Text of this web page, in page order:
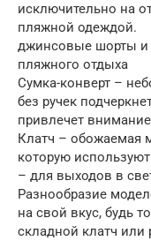
исключительно на
пляжной одеждой.
джинсовые шорты и
пляжного отдыха
Сумка-конверт –
без ручек
привлечет
Клатч – обожаемая
которую
– для выходов в
Разнообразие
на свой вкус, будь
складной клатч